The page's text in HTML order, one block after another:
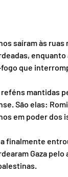
saíram às
que
mantidas
São elas:
em poder dos
finalmente
Gaza